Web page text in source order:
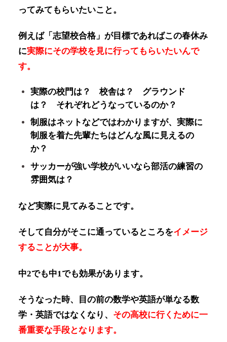
ってみてもらいたいこと。
例えば「志望校合格」が目標であればこの春休み
に実際にその学校を見に行ってもらいたいんで
す。
実際の校門は？ 校舎は？ グラウンド
は？ それぞれどうなっているのか？
制服はネットなどではわかりますが、実際に
制服を着た先輩たちはどんな風に見えるの
か？
サッカーが強い学校がいいなら部活の練習の
雰囲気は？
など実際に見てみることです。
そして自分がそこに通っているところをイメージ
することが大事。
中2でも中1でも効果があります。
そうなった時、目の前の数学や英語が単なる数
学・英語ではなくなり、 その高校に行くために一
番重要な手段となります。